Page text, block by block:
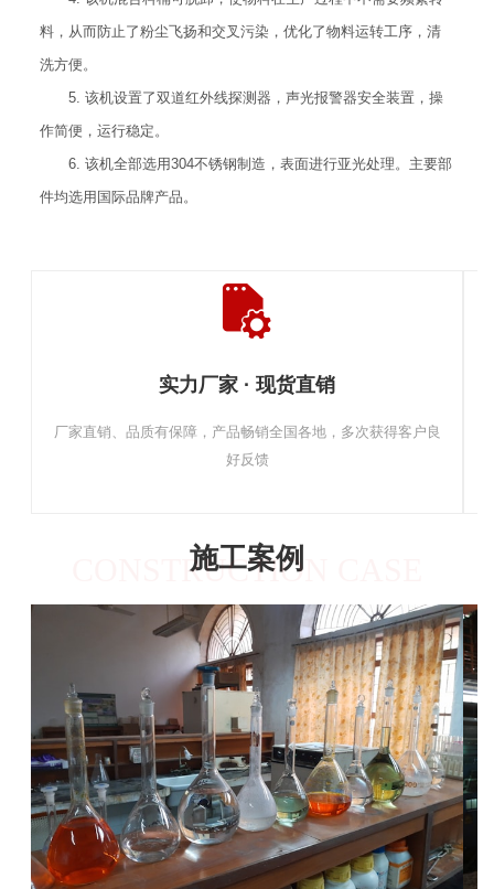
料，从而防止了粉尘飞扬和交叉污染，优化了物料运转工序，清
洗方便。
5. 该机设置了双道红外线探测器，声光报警器安全装置，操
作简便，运行稳定。
6. 该机全部选用304不锈钢制造，表面进行亚光处理。主要部
件均选用国际品牌产品。
实力厂家 · 现货直销
厂家直销、品质有保障，产品畅销全国各地，多次获得客户良
好反馈
施工案例
CONSTRUCTION CASE